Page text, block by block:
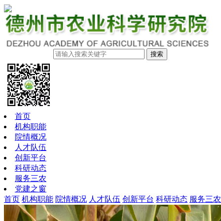
搜索
首页
机构职能
院情概况
人才队伍
创新平台
科研动态
服务三农
党建之窗
首页 机构职能 院情概况 人才队伍 创新平台 科研动态 服务三农